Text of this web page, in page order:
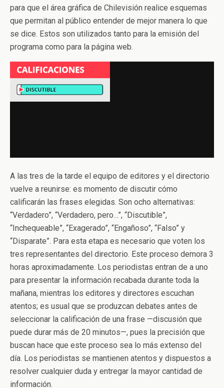
para que el área gráfica de Chilevisión realice esquemas
que permitan al público entender de mejor manera lo que
se dice. Estos son utilizados tanto para la emisión del
programa como para la página web.
A las tres de la tarde el equipo de editores y el directorio
vuelve a reunirse: es momento de discutir cómo
calificarán las frases elegidas. Son ocho alternativas:
“Verdadero”, “Verdadero, pero…”, “Discutible”,
“Inchequeable”, “Exagerado”, “Engañoso”, “Falso” y
“Disparate”. Para esta etapa es necesario que voten los
tres representantes del directorio. Este proceso demora 3
horas aproximadamente. Los periodistas entran de a uno
para presentar la información recabada durante toda la
mañana, mientras los editores y directores escuchan
atentos; es usual que se produzcan debates antes de
seleccionar la calificación de una frase —discusión que
puede durar más de 20 minutos—, pues la precisión que
buscan hace que este proceso sea lo más extenso del
día. Los periodistas se mantienen atentos y dispuestos a
resolver cualquier duda y entregar la mayor cantidad de
información.